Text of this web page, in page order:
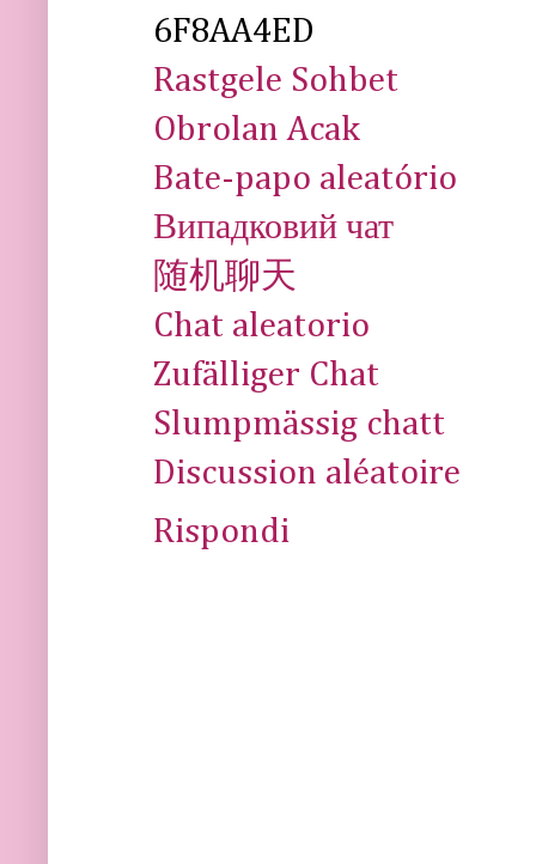
6F8AA4ED
Rastgele Sohbet
Obrolan Acak
Bate-papo aleatório
Випадковий чат
随机聊天
Chat aleatorio
Zufälliger Chat
Slumpmässig chatt
Discussion aléatoire
Rispondi